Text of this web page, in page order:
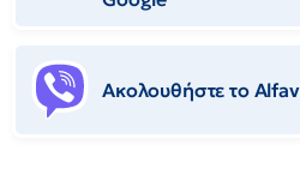
Ακολουθήστε το